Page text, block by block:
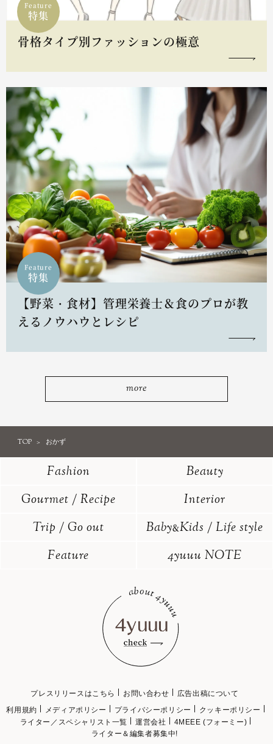
Feature
特集
骨格タイプ別ファッションの極意
Feature
特集
【野菜・食材】管理栄養士＆食のプロが教
えるノウハウとレシピ
more
TOP おかず
Fashion
Beauty
Gourmet / Recipe
Interior
Trip / Go out
Baby&Kids / Life style
Feature
4yuuu NOTE
プレスリリースはこちら お問い合わせ
広告出稿について
利用規約
メディアポリシー プライバシーポリシー
クッキーポリシー
ライター／スペシャリスト一覧
運営会社
4MEEE (フォーミー)
ライター＆編集者募集中!